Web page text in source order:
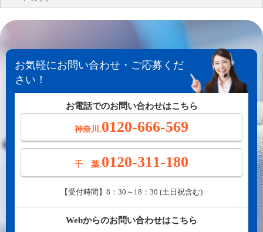
お気軽にお問い合わせ・ご応募くだ
さい！
お電話でのお問い合わせはこちら
神奈川.0120-666-569
千 葉.0120-311-180
【受付時間】8：30～18：30 (土日祝含む)
Webからのお問い合わせはこちら